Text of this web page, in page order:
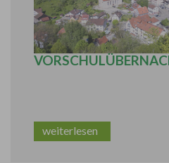
KINDERGARTEN
weiterlesen